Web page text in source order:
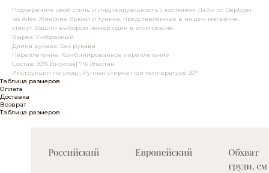
Подчеркните свой стиль и индивидуальность с костюмом Лайм от Déployer
les Ailes. Женские брюки и туника, представленные в нашем магазине,
станут Вашим выбором номер один в этом сезоне.
Вырез: V-образный
Длина рукава: Без рукава
Переплетение: Комбинированное переплетение
Состав: 93% Вискоза| 7% Эластан
Инструкции по уходу: Ручная стирка при температуре 30°
Таблица размеров
Оплата
Доставка
Возврат
Таблица размеров